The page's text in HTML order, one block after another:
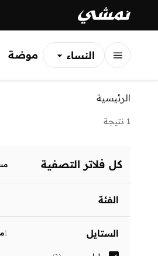
النساء
موضة
الرئيسية
1 نتيجة
كل فلاتر التصفية
الفئة
نساء
الستايل 1